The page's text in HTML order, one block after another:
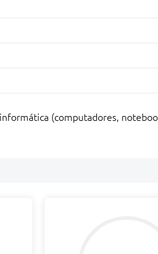
(computadores,